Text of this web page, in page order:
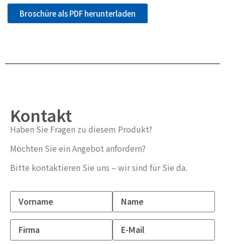
Broschüre als PDF herunterladen
Kontakt
Haben Sie Fragen zu diesem Produkt?
Möchten Sie ein Angebot anfordern?
Bitte kontaktieren Sie uns – wir sind für Sie da.